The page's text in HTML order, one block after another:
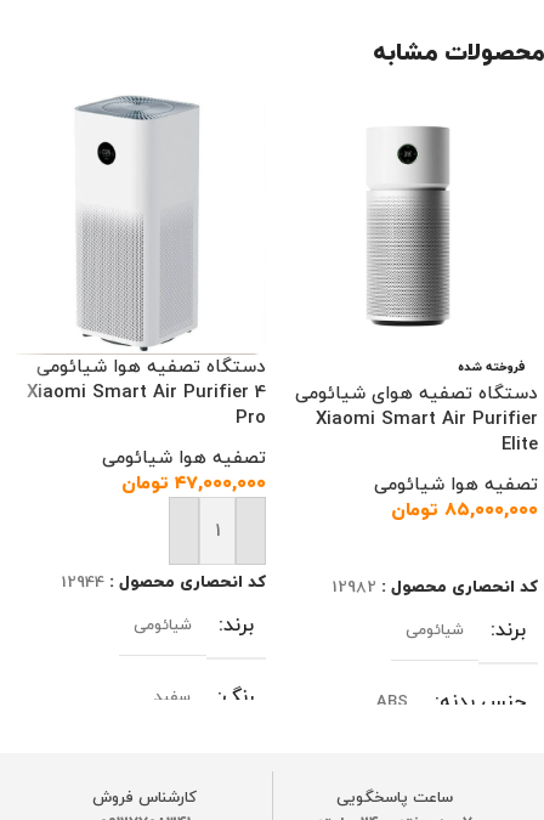
محصولات مشابه
فروخته شده
دستگاه تصفیه هوای شیائومی
Xiaomi Smart Air Purifier
Elite
تصفیه هوا شیائومی
۸۵,۰۰۰,۰۰۰ تومان
کد انحصاری محصول : 12982
برند شیائومی
جنس بدنه ABS
دستگاه تصفیه هوا شیائومی
Xiaomi Smart Air Purifier 4
Pro
تصفیه هوا شیائومی
۴۷,۰۰۰,۰۰۰ تومان
افزودن به سبد خرید
کد انحصاری محصول : 12944
برند شیائومی
رنگ سفید
ساعت پاسخگویی کارشناس فروش